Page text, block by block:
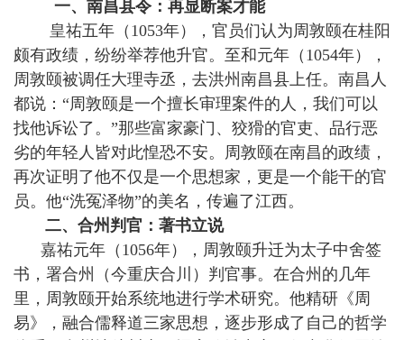
一、南昌县令：再显断案才能
皇祐五年（1053年），官员们认为周敦颐在桂阳
颇有政绩，纷纷举荐他升官。至和元年（1054年），
周敦颐被调任大理寺丞，去洪州南昌县上任。南昌人
都说：“周敦颐是一个擅长审理案件的人，我们可以
找他诉讼了。”那些富家豪门、狡猾的官吏、品行恶
劣的年轻人皆对此惶恐不安。周敦颐在南昌的政绩，
再次证明了他不仅是一个思想家，更是一个能干的官
员。他“洗冤泽物”的美名，传遍了江西。
二、合州判官：著书立说
嘉祐元年（1056年），周敦颐升迁为太子中舍签
书，署合州（今重庆合川）判官事。在合州的几年
里，周敦颐开始系统地进行学术研究。他精研《周
易》，融合儒释道三家思想，逐步形成了自己的哲学